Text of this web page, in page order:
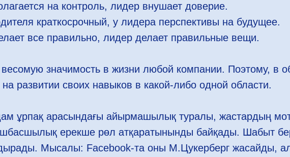
на контроль, лидер внушает доверие.
краткосрочный, у лидера перспективы на будущее.
все правильно, лидер делает правильные вещи.
значимость в жизни любой компании. Поэтому, в
на развитии своих навыков в какой-либо одной области.
ұрпақ арасындағы айырмашылық туралы, жастардың
ерекше рөл атқаратынынды байқады. Шабыт
Мысалы: Facebook-та оны М.Цукерберг жасайды,